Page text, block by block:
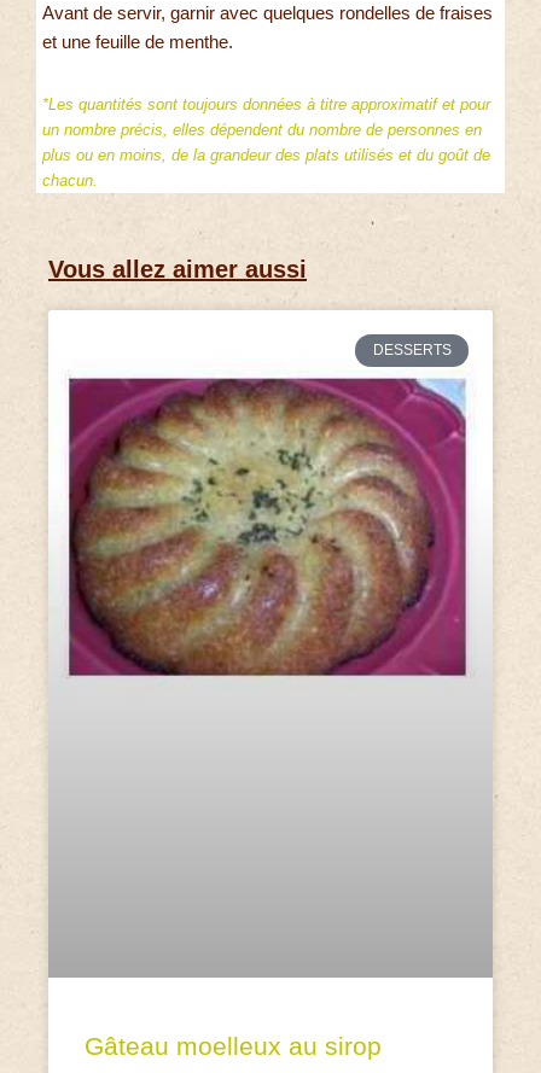
Avant de servir, garnir avec quelques rondelles de fraises
et une feuille de menthe.
*Les quantités sont toujours données à titre approximatif et pour
un nombre précis, elles dépendent du nombre de personnes en
plus ou en moins, de la grandeur des plats utilisés et du goût de
chacun.
Vous allez aimer aussi
DESSERTS
Gâteau moelleux au sirop